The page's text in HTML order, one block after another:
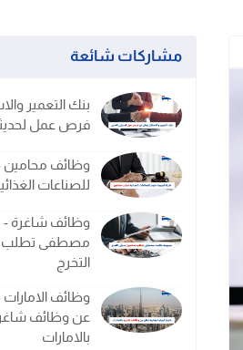
مشاركات شائعة
بنك التعمير
فرص عمل
وظائف محامين
للصناعات
وظائف شاغرة
مصطفى تطلب
التخرج
وظائف
عن وظائف
بالامارات